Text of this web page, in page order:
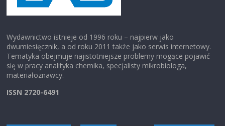
Wydawnictwo istnieje od 1996 roku – najpierw jako
dwumiesięcznik, a od roku 2011 także jako serwis internetowy.
Tematyka obejmuje najistotniejsze problemy mogące pojawić
się w pracy analityka chemika, specjalisty mikrobiologa,
materiałoznawcy.
ISSN 2720-6491